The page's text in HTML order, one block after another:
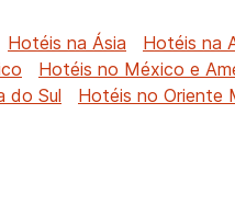
Hotéis na Ásia
Hotéis na
Hotéis no México e
do Sul
Hotéis no Oriente